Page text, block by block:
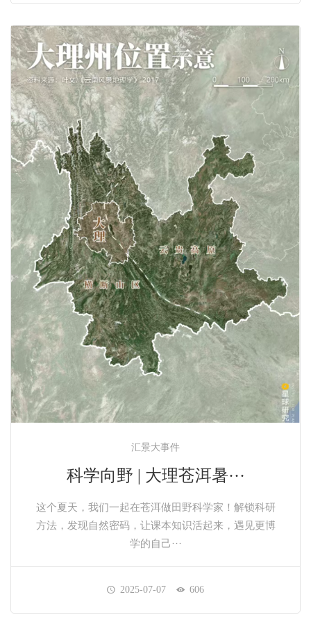
汇景大事件
科学向野 | 大理苍洱暑···
这个夏天，我们一起在苍洱做田野科学家！解锁科研
方法，发现自然密码，让课本知识活起来，遇见更博
学的自己···
2025-07-07 606